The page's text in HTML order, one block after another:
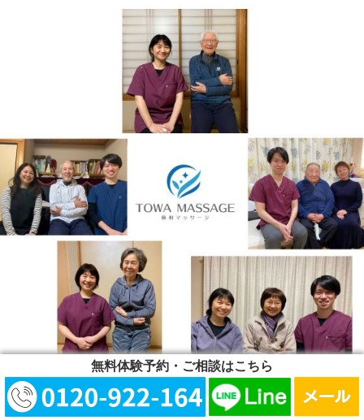
無料体験予約・ご相談はこちら
⇒【患者様の声】はこちら